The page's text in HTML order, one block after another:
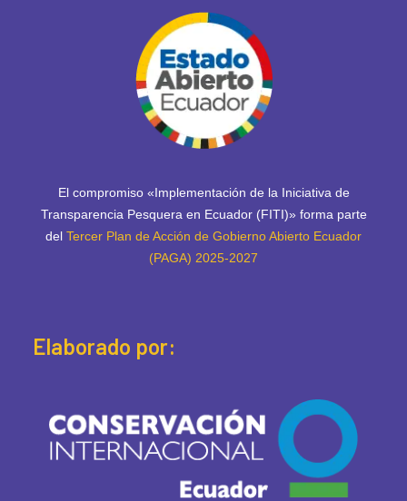
El compromiso «Implementación de la Iniciativa de
Transparencia Pesquera en Ecuador (FITI)» forma parte
del Tercer Plan de Acción de Gobierno Abierto Ecuador
(PAGA) 2025-2027
Elaborado por: